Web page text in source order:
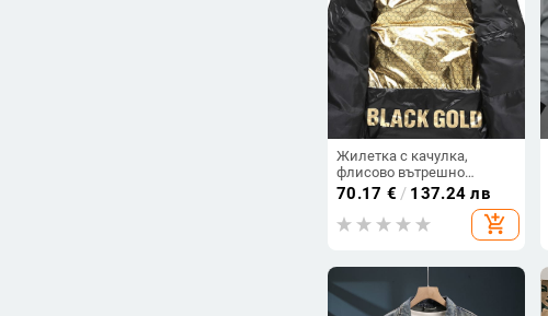
Жилетка с качулка,
флисово вътрешно
подслояване, пълнеж
полиестерни влакна,
основна тъкан полиестер,
версия 2024
70.17 € / 137.24 лв
add_shopping_cart